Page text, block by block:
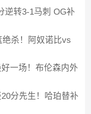
逆转3-1马刺 OG补
杀！阿奴诺比vs
一场！布伦森内外
分先生！哈珀替补